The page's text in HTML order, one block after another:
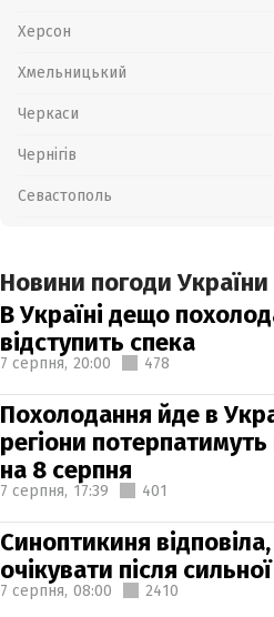
Херсон
Хмельницький
Черкаси
Чернігів
Севастополь
Новини погоди України
В Україні дещо
відступить спека
7 серпня, 20:00 478
Похолодання йде в
регіони
на 8 серпня
7 серпня, 17:39 401
Синоптикиня
очікувати після
7 серпня, 08:00 2410